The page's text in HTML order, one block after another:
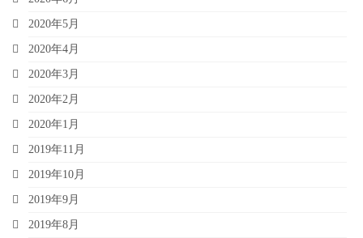
2020年5月
2020年4月
2020年3月
2020年2月
2020年1月
2019年11月
2019年10月
2019年9月
2019年8月